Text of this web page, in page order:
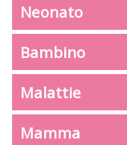
Neonato
Bambino
Malattie
Mamma